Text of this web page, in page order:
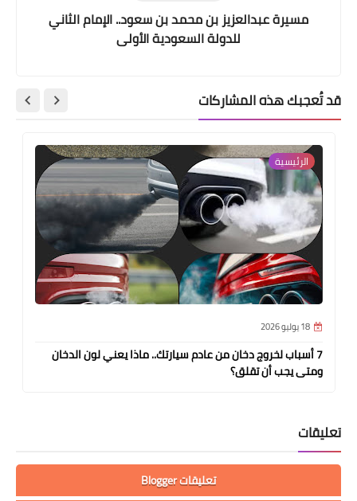
مسيرة عبدالعزيز بن محمد بن سعود.. الإمام الثاني
للدولة السعودية الأولى
قد تُعجبك هذه المشاركات
الرئيسية
18 يوليو 2026
7 أسباب لخروج دخان من عادم سيارتك.. ماذا يعني لون الدخان
ومتى يجب أن تقلق؟
تعليقات
تعليقات Blogger